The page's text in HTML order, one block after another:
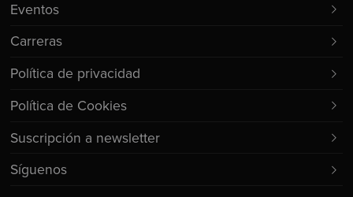
Eventos
Carreras
Política de privacidad
Política de Cookies
Suscripción a newsletter
Síguenos